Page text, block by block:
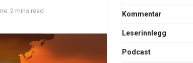
2 mins read Kommentar
Leserinnlegg
Podcast